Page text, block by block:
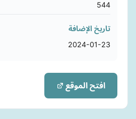
544
تاريخ الإضافة
2024-01-23
افتح الموقع